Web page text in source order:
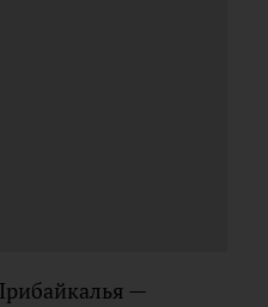
—